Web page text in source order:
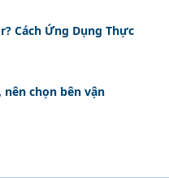
Cách Ứng Dụng Thực
nên chọn bên vận